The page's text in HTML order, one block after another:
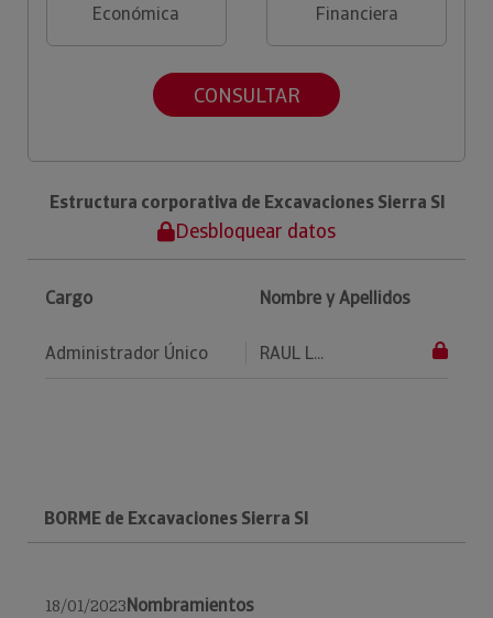
Económica
Financiera
CONSULTAR
Estructura corporativa de Excavaciones Sierra Sl
Desbloquear datos
Cargo Nombre y Apellidos
Administrador Único RAUL L...
BORME de Excavaciones Sierra Sl
18/01/2023Nombramientos